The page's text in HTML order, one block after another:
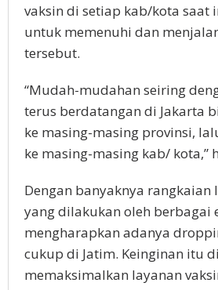
vaksin di setiap kab/kota saat
untuk memenuhi dan
tersebut.
“Mudah-mudahan seiring
terus berdatangan di Jakarta
ke masing-masing provinsi,
ke masing-masing kab/ kota,”
Dengan banyaknya rangkaian
yang dilakukan oleh berbagai
mengharapkan adanya
cukup di Jatim. Keinginan itu
memaksimalkan layanan